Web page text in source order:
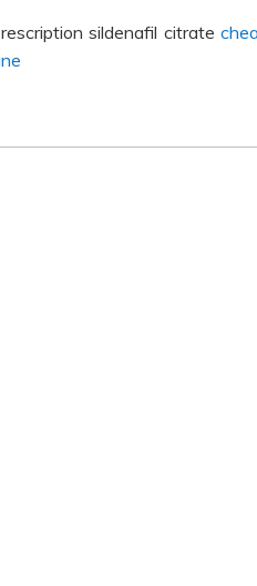
sildenafil citrate